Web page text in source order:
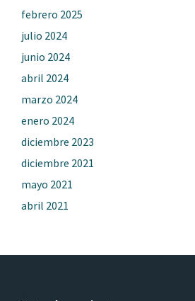
febrero 2025
julio 2024
junio 2024
abril 2024
marzo 2024
enero 2024
diciembre 2023
diciembre 2021
mayo 2021
abril 2021